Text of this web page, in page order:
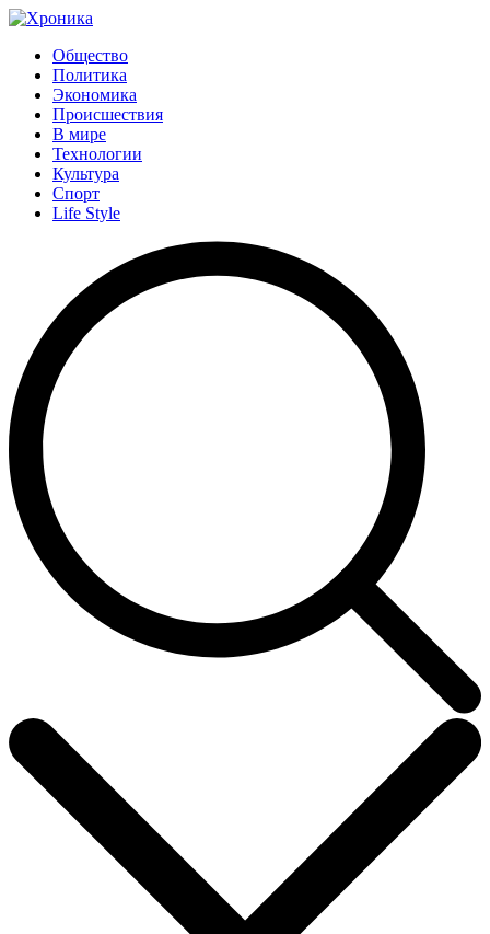
Общество
Политика
Экономика
Происшествия
В мире
Технологии
Культура
Спорт
Life Style